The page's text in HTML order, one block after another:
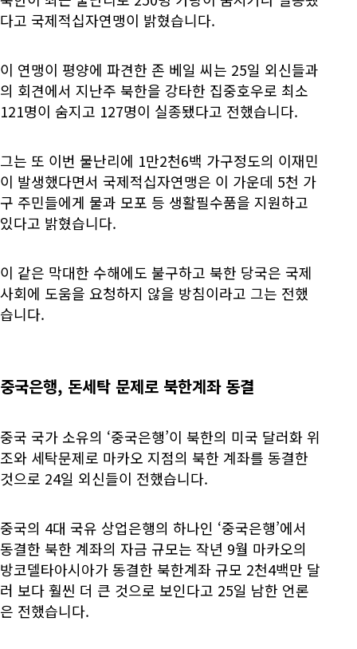
다고 국제적십자연맹이 밝혔습니다.
이 연맹이 평양에 파견한 존 베일 씨는 25일 외신들과
의 회견에서 지난주 북한을 강타한 집중호우로 최소
121명이 숨지고 127명이 실종됐다고 전했습니다.
그는 또 이번 물난리에 1만2천6백 가구정도의 이재민
이 발생했다면서 국제적십자연맹은 이 가운데 5천 가
구 주민들에게 물과 모포 등 생활필수품을 지원하고
있다고 밝혔습니다.
이 같은 막대한 수해에도 불구하고 북한 당국은 국제
사회에 도움을 요청하지 않을 방침이라고 그는 전했
습니다.
중국은행, 돈세탁 문제로 북한계좌 동결
중국 국가 소유의 ‘중국은행’이 북한의 미국 달러화 위
조와 세탁문제로 마카오 지점의 북한 계좌를 동결한
것으로 24일 외신들이 전했습니다.
중국의 4대 국유 상업은행의 하나인 ‘중국은행’에서
동결한 북한 계좌의 자금 규모는 작년 9월 마카오의
방코델타아시아가 동결한 북한계좌 규모 2천4백만 달
러 보다 훨씬 더 큰 것으로 보인다고 25일 남한 언론
은 전했습니다.